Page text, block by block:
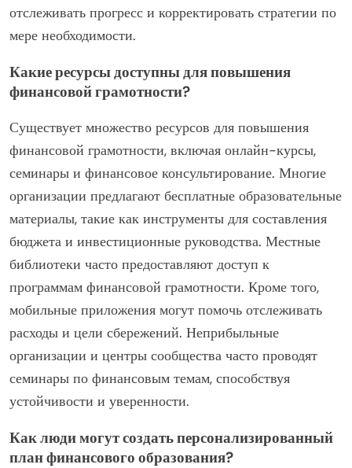
отслеживать прогресс и корректировать стратегии по
мере необходимости.
Какие ресурсы доступны для повышения
финансовой грамотности?
Существует множество ресурсов для повышения
финансовой грамотности, включая онлайн-курсы,
семинары и финансовое консультирование. Многие
организации предлагают бесплатные образовательные
материалы, такие как инструменты для составления
бюджета и инвестиционные руководства. Местные
библиотеки часто предоставляют доступ к
программам финансовой грамотности. Кроме того,
мобильные приложения могут помочь отслеживать
расходы и цели сбережений. Неприбыльные
организации и центры сообщества часто проводят
семинары по финансовым темам, способствуя
устойчивости и уверенности.
Как люди могут создать персонализированный
план финансового образования?